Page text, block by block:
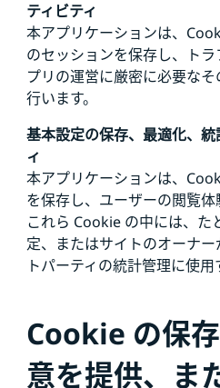
ティビティ
本アプリケーションは、
のセッションを保存し、ト
プリの運営に厳密に必要な
行います。
基本設定の保存、最適化、
ィ
本アプリケーションは、
を保存し、ユーザーの閲覧体
これら Cookie の中には、た
定、またはサイトのオーナ
トパーティの統計管理に使用
Cookie の保
意を提供、ま